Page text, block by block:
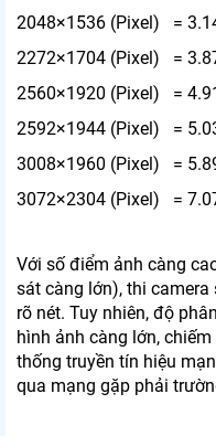
2048×1536 (Pixel) =
2272×1704 (Pixel) =
2560×1920 (Pixel) =
2592×1944 (Pixel) =
3008×1960 (Pixel) =
3072×2304 (Pixel) =
Với số điểm ảnh càng
sát càng lớn), thi
rõ nét. Tuy nhiên, độ
hình ảnh càng lớn,
thống truyền tín hiệu
qua mạng gặp phải